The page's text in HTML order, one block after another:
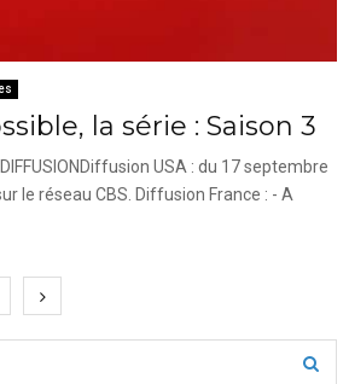
la série : Saison 3
USA : du 17 septembre
le réseau CBS. Diffusion France : - A